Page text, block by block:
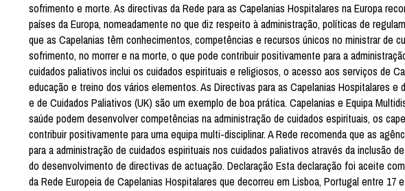
sofrimento e morte. As directivas da Rede para as Capelanias Hospitalares na Europa
países da Europa, nomeadamente no que diz respeito à administração, políticas de
que as Capelanias têm conhecimentos, competências e recursos únicos no ministrar de
sofrimento, no morrer e na morte, o que pode contribuir positivamente para a
cuidados paliativos inclui os cuidados espirituais e religiosos, o acesso aos serviços de
educação e treino dos vários elementos. As Directivas para as Capelanias Hospitalares
e de Cuidados Paliativos (UK) são um exemplo de boa prática. Capelanias e Equipa
saúde podem desenvolver competências na administração de cuidados espirituais, os
contribuir positivamente para uma equipa multi-disciplinar. A Rede recomenda que as
para a administração de cuidados espirituais nos cuidados paliativos através da inclusão
do desenvolvimento de directivas de actuação. Declaração Esta declaração foi aceite
da Rede Europeia de Capelanias Hospitalares que decorreu em Lisboa, Portugal entre